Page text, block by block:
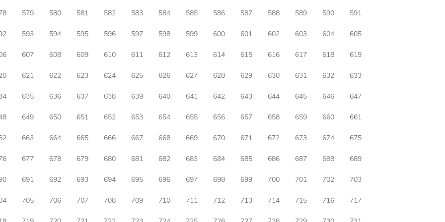
579 580 581 582 583 584 585 586 587 588 589 590 591
593 594 595 596 597 598 599 600 601 602 603 604 605
607 608 609 610 611 612 613 614 615 616 617 618 619
621 622 623 624 625 626 627 628 629 630 631 632 633
635 636 637 638 639 640 641 642 643 644 645 646 647
649 650 651 652 653 654 655 656 657 658 659 660 661
663 664 665 666 667 668 669 670 671 672 673 674 675
677 678 679 680 681 682 683 684 685 686 687 688 689
691 692 693 694 695 696 697 698 699 700 701 702 703
705 706 707 708 709 710 711 712 713 714 715 716 717